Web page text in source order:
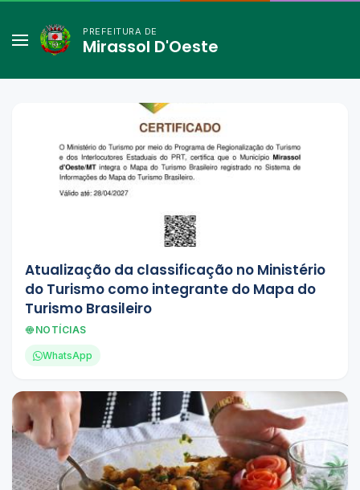
PREFEITURA DE
Mirassol D'Oeste
Atualização da classificação no Ministério
do Turismo como integrante do Mapa do
Turismo Brasileiro
NOTÍCIAS
WhatsApp